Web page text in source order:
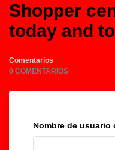
Shopper
today and
Comentarios
0 COMENTARIOS
Nombre de usuario